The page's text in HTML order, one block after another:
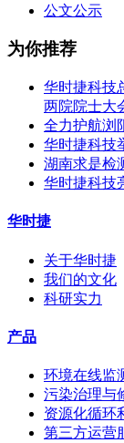
公文公示
为你推荐
华时捷科技
两院院士大
全力护航浏
华时捷科技
湖南求是检
华时捷科技
华时捷
关于华时捷
我们的文化
科研实力
产品
环境在线监
污染治理与
资源化循环
第三方运营